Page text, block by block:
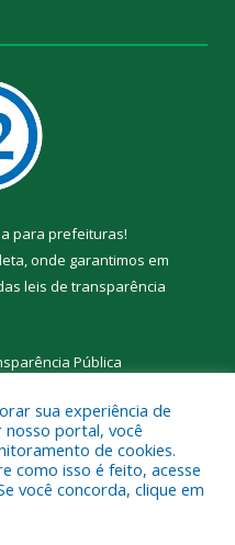
para prefeituras!
onde garantimos em
leis de transparência
Pública
Municipal de Alto Rio
sua experiência de
nosso portal, você
de cookies.
como isso é feito, acesse
você concorda, clique em